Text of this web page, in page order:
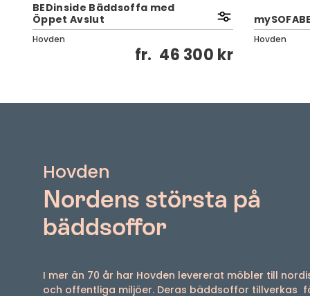
BEDinside Bäddsoffa med
Öppet Avslut
Hovden
fr. 46 300 kr
Hovden
Hovden
Nordens största på
bäddsoffor
I mer än 70 år har Hovden levererat möbler till
och offentliga miljöer. Deras bäddsoffor tillverkas